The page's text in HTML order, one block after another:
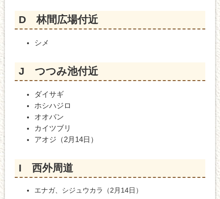
​D 林間広場付近
シメ
​J つつみ池付近
ダイサギ
ホシハジロ​
オオバン
カイツブリ
アオジ（2月14日）
I 西外周道
エナガ、シジュウカラ（2月14日）